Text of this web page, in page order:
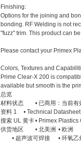
Finishing:
Options for the joining and
bonding. RF Welding is not
"fuzz" trim. This product can
Please contact your Primex
Colors, Textures and
Prime Clear-X 200 is
available but smooth is the
总览
材料状态
• 已商用：当前有
资料 1
• Technical
搜索 UL 黄卡• Primex Plastics
供货地区
• 北美洲 • 欧洲
• 超声波可焊接
• 环氧乙